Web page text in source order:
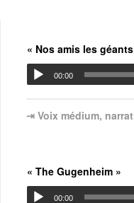
« Nos amis les
00:00
⇥ Voix médium,
« The Gugenheim »
00:00